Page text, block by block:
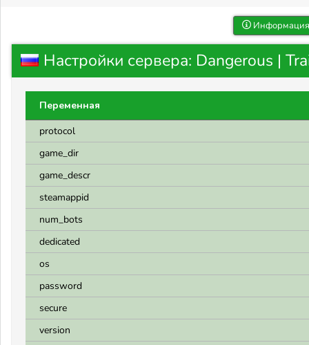
Настройки сервера: Dangerous |
Переменная
protocol
game_dir
game_descr
steamappid
num_bots
dedicated
os
password
secure
version